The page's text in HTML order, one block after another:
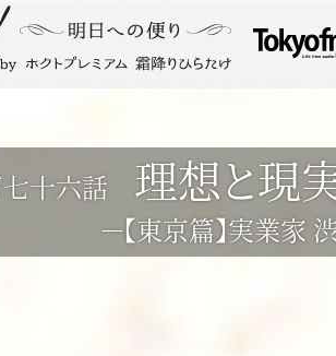
十六話 理想と現
－【東京篇】実業家